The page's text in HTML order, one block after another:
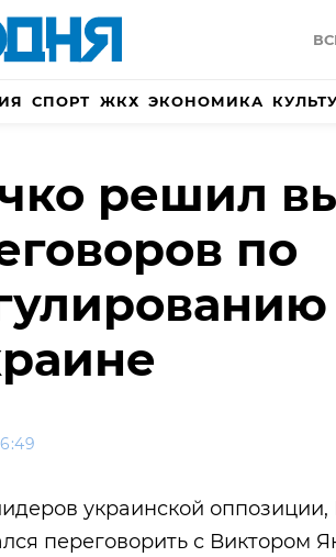
СПОРТ ЖКХ ЭКОНОМИКА
решил
по
украинской оппозиции,
переговорить с Виктором